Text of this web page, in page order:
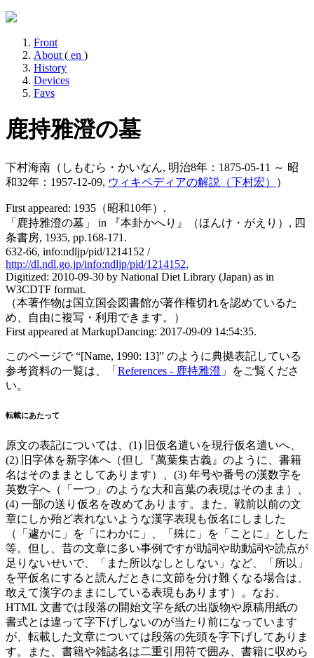
Front
About ( en )
History
Devices
Favs
鹿持雅澄の墓
下村海南 （しもむら・かいなん, 明治8年：1875-05-11 ～ 昭
和32年：1957-12-09, ウィキペディアの解説（下村宏） ）
First appeared: 1935（昭和10年）.
「鹿持雅澄の墓」 in 『本卦かへり』（ほんけ・がえり）, 四
条書房, 1935, pp.168-171.
632-66, info:ndljp/pid/1214152 /
http://dl.ndl.go.jp/info:ndljp/pid/1214152,
Digitized: 2010-09-30 by National Diet Library (Japan) as in
W3CDTF format.
（本著作物は国立国会図書館が著作権切れを認めているた
め、自由に複写・利用できます。）
First appeared at MarkupDancing: 2017-09-09 14:54:35.
このページで “[Name, 1990: 13]” のように典拠表記している
参考資料の一覧は、「 References - 鹿持雅澄 」をご覧くださ
い。
転載にあたって
原文の表記については、(1) 旧仮名遣いを現行仮名遣いへ、
(2) 旧字体を新字体へ（但し『萬葉集古義』のように、書籍
名はそのままとしてあります）、(3) 年号や番号の漢数字を
英数字へ（「一つ」のような大和言葉の表現はそのまま）、
(4) 一部の送り仮名を改めてあります。また、戦前以前の文
章にしか殆ど表れないような漢字表現も仮名にしました
（「遽かに」を「にわかに」、「殊に」を「ことに」とした
等。但し、昔の文章に多い事例ですが助詞や助動詞や読点が
足りないせいで、「また所以なしとしない」など、「所以」
を平仮名にすると読んだときに文節を分け難くなる場合は、
敢えて漢字のままにしている表現もあります）。なお、
HTML 文書では段落の開始文字を紙の出版物や原稿用紙の
書式とは違って字下げしないのが当たり前になっています
が、転載した文章については段落の先頭を字下げしてありま
す。また、書籍や雑誌名は二重引用符で囲み、書籍に収めら